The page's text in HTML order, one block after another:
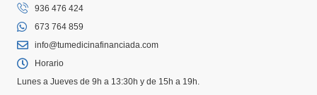
936 476 424
673 764 859
info@tumedicinafinanciada.com
Horario
Lunes a Jueves de 9h a 13:30h y de 15h a 19h.